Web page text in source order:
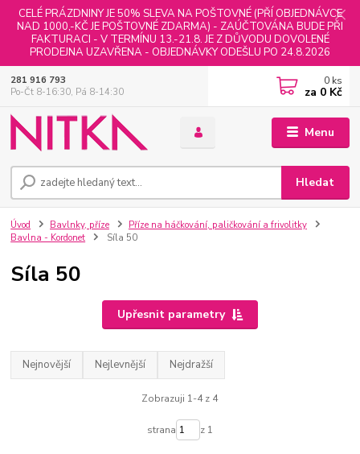
CELÉ PRÁZDNINY JE 50% SLEVA NA POŠTOVNÉ (PŘÍ OBJEDNÁVCE
NAD 1000,-KČ JE POŠTOVNÉ ZDARMA) - ZAÚČTOVÁNA BUDE PŘI
FAKTURACI - V TERMÍNU 13.-21.8. JE Z DŮVODU DOVOLENÉ
PRODEJNA UZAVŘENA - OBJEDNÁVKY ODEŠLU PO 24.8.2026
Menu
Hledat
281 916 793
Po-Čt 8-16:30, Pá 8-14:30
0 ks
za 0 Kč
Úvod Bavlnky, příze
Příze na háčkování, paličkování a frivolitky
Bavlna - Kordonet
Síla 50
Síla 50
Upřesnit parametry
Nejnovější Nejlevnější Nejdražší
Zobrazuji 1-4 z 4
strana z 1